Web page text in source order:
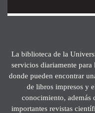
La biblioteca de la
servicios diariamente para
donde pueden encontrar
de libros impresos y
conocimiento, además
importantes revistas